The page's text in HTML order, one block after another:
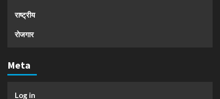
राष्ट्रीय
रोजगार
Meta
Log in